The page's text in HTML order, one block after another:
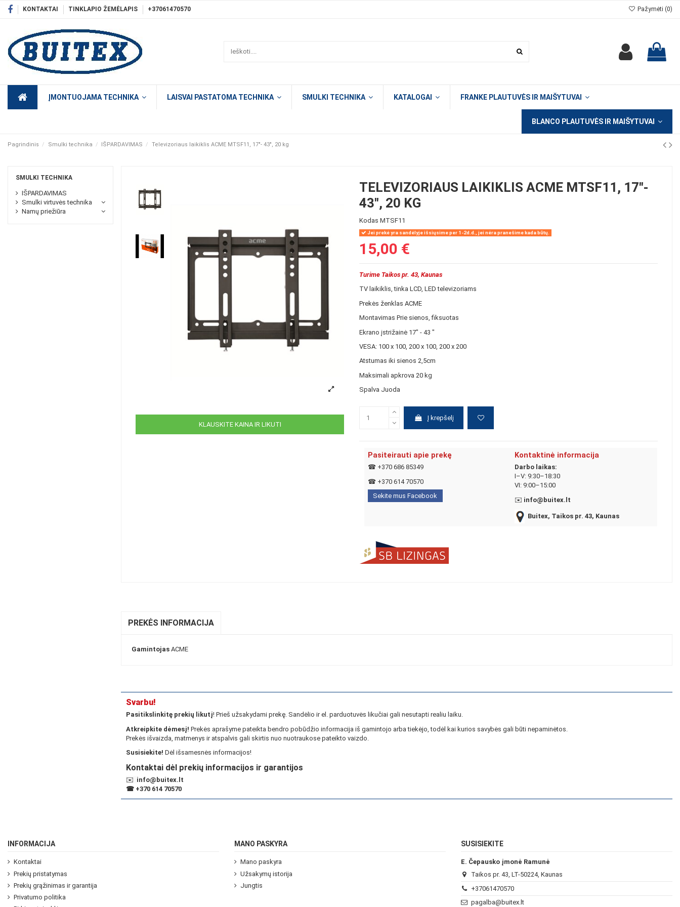
KONTAKTAI TINKLAPIO ŽEMĖLAPIS +37061470570 Pažymėti (0)
ĮMONTUOJAMA TECHNIKA LAISVAI PASTATOMA TECHNIKA SMULKI TECHNIKA KATALOGAI FRANKE PLAUTUVĖS IR MAIŠYTUVAI
BLANCO PLAUTUVĖS IR MAIŠYTUVAI
Pagrindinis Smulki technika IŠPARDAVIMAS Televizoriaus laikiklis ACME MTSF11, 17"- 43", 20 kg
KLAUSKITE KAINA IR LIKUTI
TELEVIZORIAUS LAIKIKLIS ACME MTSF11, 17"-
43", 20 KG
Kodas MTSF11
Jei prekė yra sandėlyje išsiųsime per 1-2d.d., jei nėra pranešime kada būtų.
15,00 €
Turime Taikos pr. 43, Kaunas
TV laikiklis, tinka LCD, LED televizoriams
Prekės ženklas ACME
Montavimas Prie sienos, fiksuotas
Ekrano įstrižainė 17" - 43 "
VESA: 100 x 100, 200 x 100, 200 x 200
Atstumas iki sienos 2,5cm
Maksimali apkrova 20 kg
Spalva Juoda
Į krepšelį
Pasiteirauti apie prekę
☎ +370 686 85349
☎ +370 614 70570
Sekite mus Facebook
Kontaktinė informacija
Darbo laikas:
I–V: 9:30–18:30
VI: 9:00–15:00
✉️ info@buitex.lt
Buitex, Taikos pr. 43, Kaunas
PREKĖS INFORMACIJA
Gamintojas ACME
Svarbu!
Pasitikslinkitę prekių likutį! Prieš užsakydami prekę. Sandėlio ir el. parduotuvės likučiai gali nesutapti realiu laiku.
Atkreipkite dėmesį! Prekės aprašyme pateikta bendro pobūdžio informacija iš gamintojo arba tiekėjo, todėl kai kurios savybės gali būti nepaminėtos.
Prekės išvaizda, matmenys ir atspalvis gali skirtis nuo nuotraukose pateikto vaizdo.
Susisiekite! Dėl išsamesnės informacijos!
Kontaktai dėl prekių informacijos ir garantijos
✉️ info@buitex.lt
☎ +370 614 70570
SMULKI TECHNIKA
IŠPARDAVIMAS
Smulki virtuvės technika
Namų priežiūra
INFORMACIJA
Kontaktai
Prekių pristatymas
Prekių grąžinimas ir garantija
Privatumo politika
MANO PASKYRA
Mano paskyra
Užsakymų istorija
Jungtis
SUSISIEKITE
E. Čepausko įmonė Ramunė
Taikos pr. 43, LT-50224, Kaunas
+37061470570
pagalba@buitex.lt